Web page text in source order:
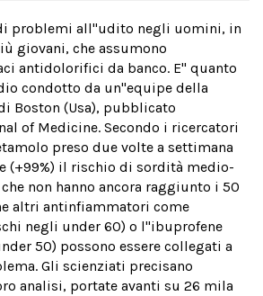
problemi all''udito negli uomini, in
giovani, che assumono
antidolorifici da banco. E'' quanto
condotto da un''equipe della
Boston (Usa), pubblicato
of Medicine. Secondo i ricercatori
preso due volte a settimana
(+99%) il rischio di sordità medio-
non hanno ancora raggiunto i 50
altri antinfiammatori come
negli under 60) o l''ibuprofene
50) possono essere collegati a
Gli scienziati precisano
analisi, portate avanti su 26 mila